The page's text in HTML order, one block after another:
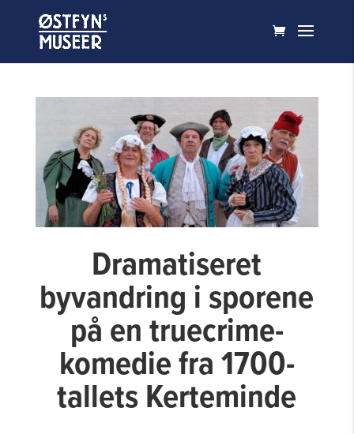
Dramatiseret
byvandring i sporene
på en truecrime-
komedie fra 1700-
tallets Kerteminde